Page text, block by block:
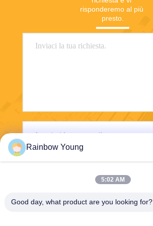
risponderemo al più
presto.
Rainbow Young
5:02 AM
Good day, what product are you looking for?